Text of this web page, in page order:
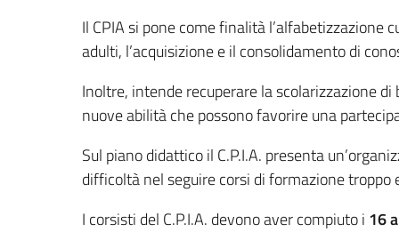
Il CPIA si pone come finalità
adulti, l’acquisizione e il consolidamento di
Inoltre, intende recuperare la scolarizzazione
nuove abilità che possono favorire una
Sul piano didattico il C.P.I.A. presenta
difficoltà nel seguire corsi di formazione
I corsisti del C.P.I.A. devono aver compiuto i 16